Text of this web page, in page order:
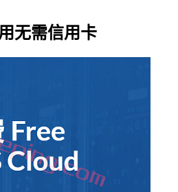
无需信用卡